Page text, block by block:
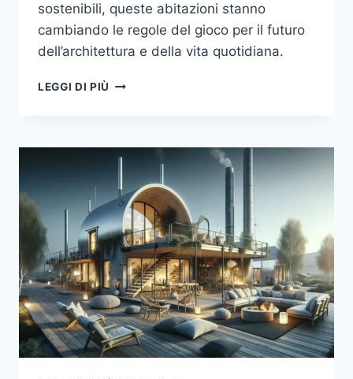
sostenibili, queste abitazioni stanno
cambiando le regole del gioco per il futuro
dell’architettura e della vita quotidiana.
LEGGI DI PIÙ CASE
PERFETTA
SOSTENIBILITÀ
E
COMFORT